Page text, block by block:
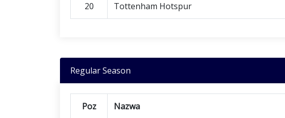
20 Tottenham Hotspur
Regular Season
Poz Nazwa